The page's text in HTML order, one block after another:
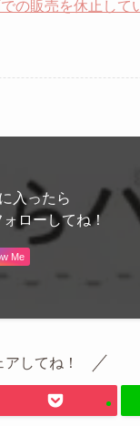
の販売を休止し
入ったら
ローしてね！
Me
してね！